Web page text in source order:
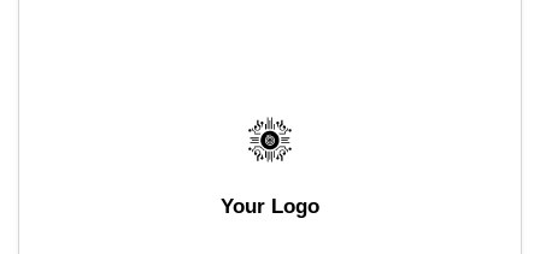
Your Logo